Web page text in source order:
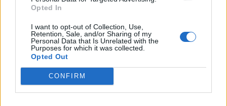
Opted In
I want to opt-out of Collection, Use,
Retention, Sale, and/or Sharing of my
Personal Data that Is Unrelated with the
Purposes for which it was collected.
Opted Out
CONFIRM
Facebook
Twitter